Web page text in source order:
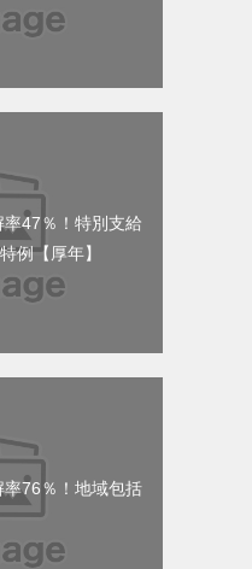
率47％！特別支給
例【厚年】
率76％！地域包括